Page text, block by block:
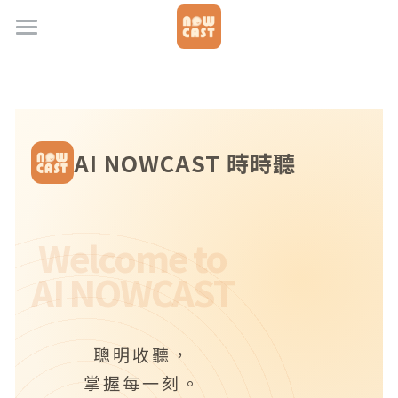
常見問題
聯絡我們
立即收聽
AI NOWCAST 時時聽
Welcome to
AI NOWCAST
聰明收聽，
掌握每一刻。